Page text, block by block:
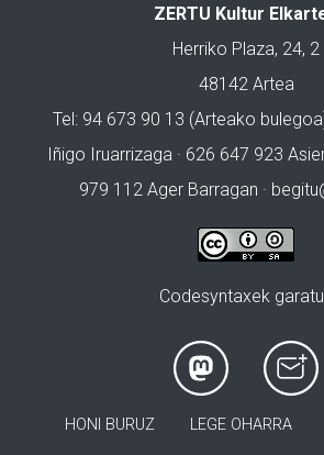
ZERTU Kultur
Herriko Plaza, 24, 2
48142 Artea
Tel: 94 673 90 13 (Arteako
Iñigo Iruarrizaga · 626 647 923
979 112 Ager Barragan ·
Codesyntaxek
HONI BURUZ LEGE OHARRA